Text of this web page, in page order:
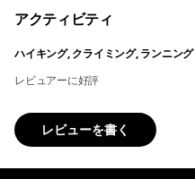
アクティビティ
ハイキング, クライミング, ランニング
レビュアーに好評
レビューを書く